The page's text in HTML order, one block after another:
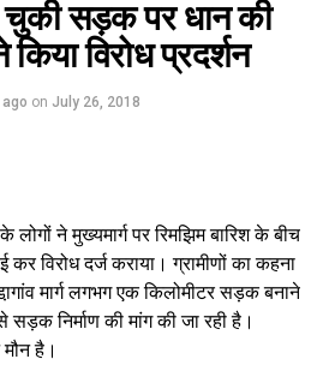
चुकी सड़क पर धान की
विरोध प्रदर्शन
on July 26, 2018
लोगों ने मुख्यमार्ग पर रिमझिम बारिश के बीच
विरोध दर्ज कराया। ग्रामीणों का कहना
मार्ग लगभग एक किलोमीटर सड़क बनाने
सड़क निर्माण की मांग की जा रही है।
है।